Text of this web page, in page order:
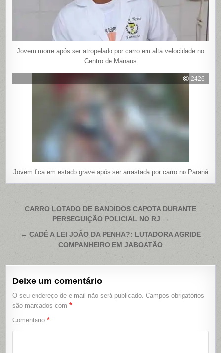
Jovem morre após ser atropelado por carro em alta velocidade no
Centro de Manaus
2426
Jovem fica em estado grave após ser arrastada por carro no Paraná
Navegação
Post
CARRO LOTADO DE BANDIDOS CAPOTA DURANTE
PERSEGUIÇÃO POLICIAL NO RJ →
← CADÊ A LEI JOÃO DA PENHA?: LUTADORA AGRIDE
COMPANHEIRO EM JABOATÃO
Deixe um comentário
O seu endereço de e-mail não será publicado. Campos obrigatórios
são marcados com*
Comentário*